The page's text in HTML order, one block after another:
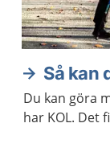
Så kan
Du kan göra
har KOL. Det